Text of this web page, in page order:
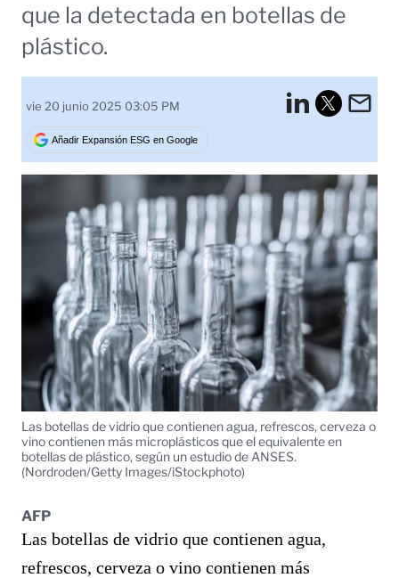
que la detectada en botellas de
plástico.
vie 20 junio 2025 03:05 PM
Añadir Expansión ESG en Google
Las botellas de vidrio que contienen agua, refrescos, cerveza o
vino contienen más microplásticos que el equivalente en
botellas de plástico, según un estudio de ANSES.
(Nordroden/Getty Images/iStockphoto)
AFP
Las botellas de vidrio que contienen agua,
refrescos, cerveza o vino contienen más